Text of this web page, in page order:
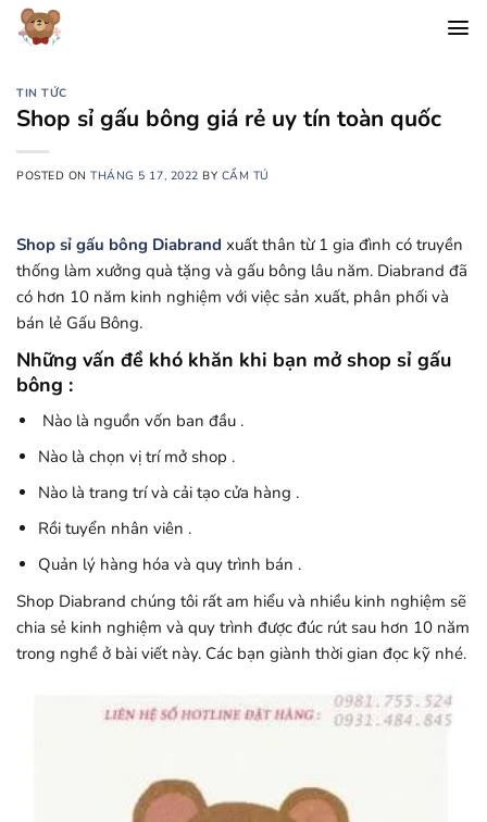
Chuyển
đến
dungTIN TỨC
Shop sỉ gấu bông giá rẻ uy tín toàn quốc
POSTED ONTHÁNG 5 17, 2022 BY CẨM TÚ
Shop sỉ gấu bông Diabrand xuất thân từ 1 gia đình có truyền
thống làm xưởng quà tặng và gấu bông lâu năm. Diabrand đã
có hơn 10 năm kinh nghiệm với việc sản xuất, phân phối và
bán lẻ Gấu Bông.
Những vấn đề khó khăn khi bạn mở shop sỉ gấu
bông :
Nào là nguồn vốn ban đầu .
Nào là chọn vị trí mở shop .
Nào là trang trí và cải tạo cửa hàng .
Rồi tuyển nhân viên .
Quản lý hàng hóa và quy trình bán .
Shop Diabrand chúng tôi rất am hiểu và nhiều kinh nghiệm sẽ
chia sẻ kinh nghiệm và quy trình được đúc rút sau hơn 10 năm
trong nghề ở bài viết này. Các bạn giành thời gian đọc kỹ nhé.